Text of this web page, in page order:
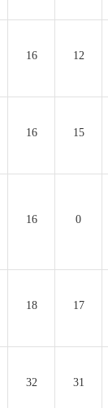
16 12
16 15
16 0
18 17
32 31